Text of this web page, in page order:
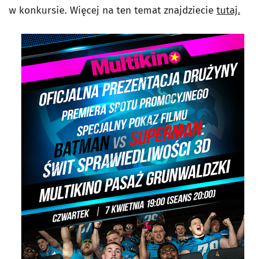
w konkursie. Więcej na ten temat znajdziecie tutaj.